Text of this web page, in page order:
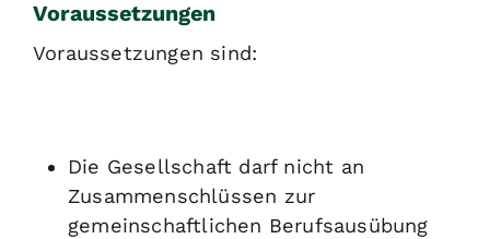
Voraussetzungen
Voraussetzungen sind:
Die Gesellschaft darf nicht an
Zusammenschlüssen zur
gemeinschaftlichen Berufsausübung